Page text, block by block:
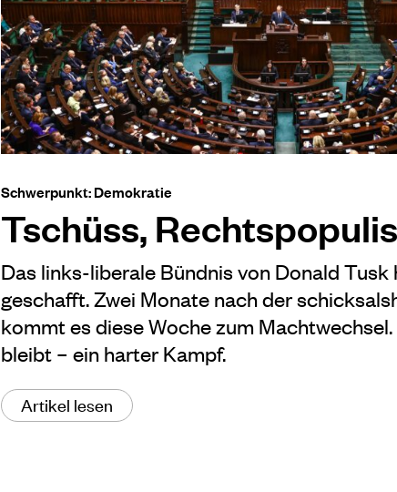
Schwerpunkt: Demokratie
Tschüss,
Das links-liberale Bündnis von Donald Tusk
geschafft. Zwei Monate nach der
kommt es diese Woche zum
bleibt – ein harter Kampf.
Artikel lesen